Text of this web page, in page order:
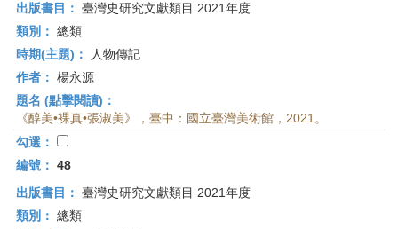
出版書目： 臺灣史研究文獻類目 2021年度
類別： 總類
時期(主題)：
人物傳記
作者： 楊永源
題名 (點擊閱讀)：
《醇美•裸真•張淑美》，臺中：國立臺灣美術館，2021。
勾選：
編號： 48
出版書目： 臺灣史研究文獻類目 2021年度
類別： 總類